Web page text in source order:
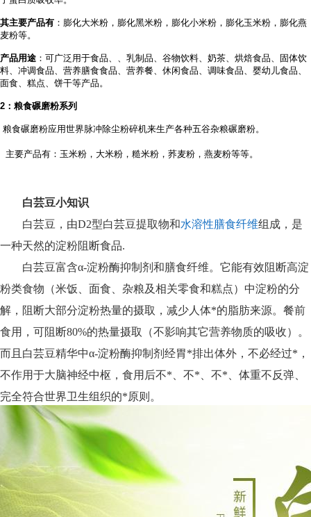
其主要产品有 ：膨化大米粉，膨化黑米粉，膨化小米粉，膨化玉米粉，膨化燕
麦粉等。
产品用途 ：可广泛用于食品、 、乳制品、谷物饮料、奶茶、烘焙食品、固体饮
料、冲调食品、营养膳食食品、营养餐、休闲食品、调味食品、婴幼儿食品、
面食、糕点、饼干等产品。
2 ：粮食碾磨粉系列
粮食碾磨粉应用世界脉冲除尘粉碎机来生产各种五谷杂粮碾磨粉。
主要产品有：玉米粉，大米粉，糙米粉，荞麦粉，燕麦粉等等。
白芸豆小知识
白芸豆，由D2型白芸豆提取物和水溶性膳食纤维组成，是
一种天然的淀粉阻断食品.
白芸豆富含α-淀粉酶抑制剂和膳食纤维。它能有效阻断高淀
粉类食物（米饭、面食、杂粮及相关零食和糕点）中淀粉的分
解，阻断大部分淀粉热量的摄取，减少人体*的脂肪来源。餐前
食用，可阻断80%的热量摄取（不影响其它营养物质的吸收）。
而且白芸豆精华中α-淀粉酶抑制剂经胃*排出体外，不必经过*，
不作用于大脑神经中枢，食用后不*、不*、不*、体重不反弹、
完全符合世界卫生组织的*原则。